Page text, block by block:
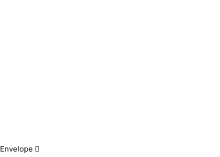
Envelope